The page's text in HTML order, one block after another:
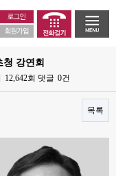
강연회
12,642회 댓글 0건
목록